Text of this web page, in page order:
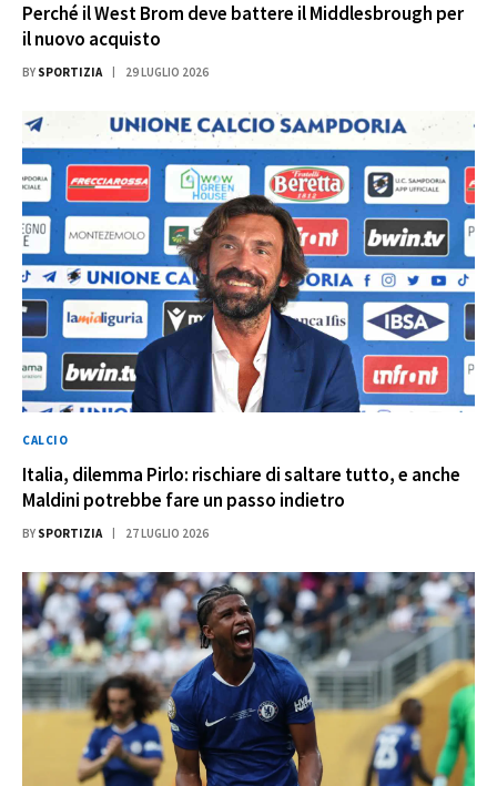
Perché il West Brom deve battere il Middlesbrough per
il nuovo acquisto
BY SPORTIZIA 29 LUGLIO 2026
CALCIO
Italia, dilemma Pirlo: rischiare di saltare tutto, e anche
Maldini potrebbe fare un passo indietro
BY SPORTIZIA 27 LUGLIO 2026